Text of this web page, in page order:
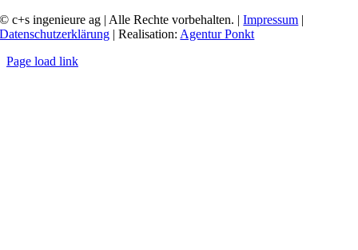
© c+s ingenieure ag | Alle Rechte vorbehalten. |Impressum |
Datenschutzerklärung | Realisation: Agentur Ponkt
Page load link